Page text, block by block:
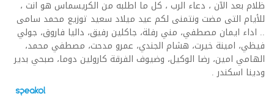
ظلام بعد الآن ، دعاء الرب ، كل ما اطلبه من الكريسماس هو انت ،
للأيام التى مضت ونتمنى لكم عيد ميلاد سعيد توزيع محمد سامى
.. اداء ايمان مصطفي، مني رفلة، جاكلين رفيق، داليا فاروق، جولي
فيظي، امينة خيرت، هشام الجندي، عمرو مدحت، مصطفي محمد،
الهامي امين، رضا الوكيل، وضيوف الفرقة كارولين دوما، صبحي بدير
ودينا اسكندر .